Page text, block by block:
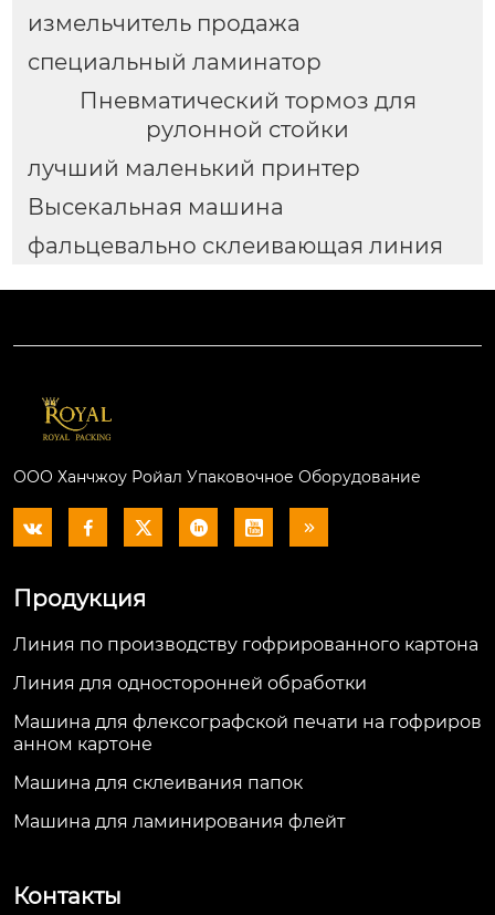
измельчитель продажа
специальный ламинатор
Пневматический тормоз для
рулонной стойки
лучший маленький принтер
Высекальная машина
фальцевально склеивающая линия
ООО Ханчжоу Ройал Упаковочное Оборудование
     
Продукция
Линия по производству гофрированного картона
Линия для односторонней обработки
Машина для флексографской печати на гофриров
анном картоне
Машина для склеивания папок
Машина для ламинирования флейт
Контакты